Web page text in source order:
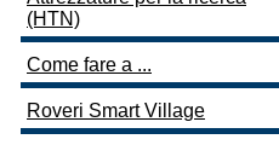
(HTN)
Come fare a ...
Roveri Smart Village